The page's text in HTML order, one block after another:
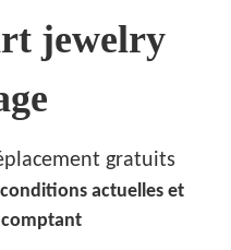
jewelry
gratuits
actuelles et